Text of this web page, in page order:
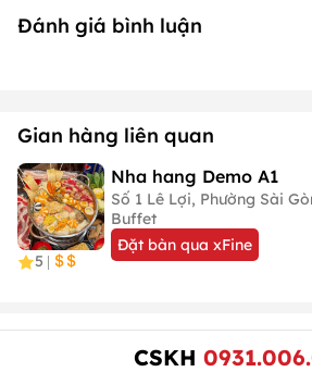
Đánh giá bình luận
Gian hàng liên quan
5 |
Nha hang Demo A1
Số 1 Lê Lợi, Phường Sài
Buffet
Đặt bàn qua xFine
CSKH